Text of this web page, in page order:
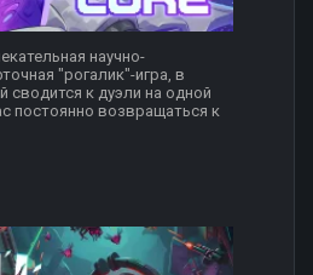
научно-
"рогалик"-игра, в
сводится к дуэли на одной
постоянно возвращаться к